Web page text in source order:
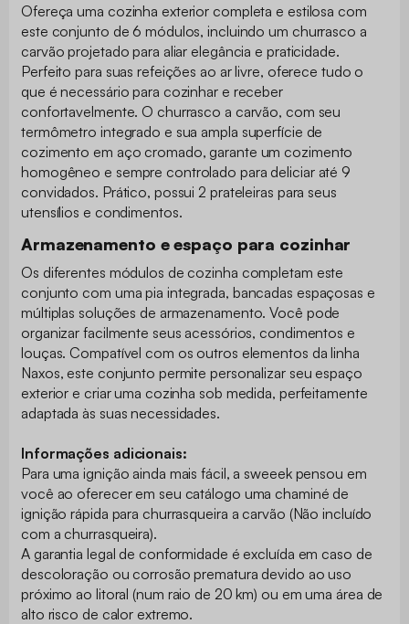
Ofereça uma cozinha exterior completa e estilosa com
este conjunto de 6 módulos, incluindo um churrasco a
carvão projetado para aliar elegância e praticidade.
Perfeito para suas refeições ao ar livre, oferece tudo o
que é necessário para cozinhar e receber
confortavelmente. O churrasco a carvão, com seu
termômetro integrado e sua ampla superfície de
cozimento em aço cromado, garante um cozimento
homogêneo e sempre controlado para deliciar até 9
convidados. Prático, possui 2 prateleiras para seus
utensílios e condimentos.
Armazenamento e espaço para cozinhar
Os diferentes módulos de cozinha completam este
conjunto com uma pia integrada, bancadas espaçosas e
múltiplas soluções de armazenamento. Você pode
organizar facilmente seus acessórios, condimentos e
louças. Compatível com os outros elementos da linha
Naxos, este conjunto permite personalizar seu espaço
exterior e criar uma cozinha sob medida, perfeitamente
adaptada às suas necessidades.
Informações adicionais:
Para uma ignição ainda mais fácil, a sweeek pensou em
você ao oferecer em seu catálogo uma chaminé de
ignição rápida para churrasqueira a carvão (Não incluído
com a churrasqueira).
A garantia legal de conformidade é excluída em caso de
descoloração ou corrosão prematura devido ao uso
próximo ao litoral (num raio de 20 km) ou em uma área de
alto risco de calor extremo.